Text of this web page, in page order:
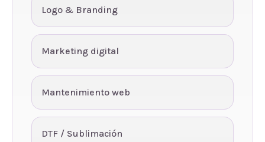
Logo & Branding
Marketing digital
Mantenimiento web
DTF / Sublimación